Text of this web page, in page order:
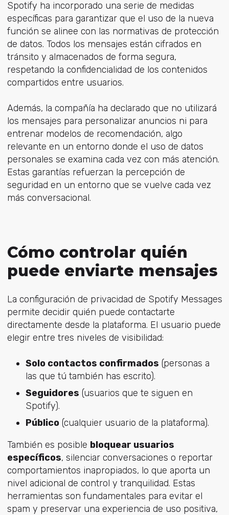
Spotify ha incorporado una serie de medidas
específicas para garantizar que el uso de la nueva
función se alinee con las normativas de protección
de datos. Todos los mensajes están cifrados en
tránsito y almacenados de forma segura,
respetando la confidencialidad de los contenidos
compartidos entre usuarios.
Además, la compañía ha declarado que no utilizará
los mensajes para personalizar anuncios ni para
entrenar modelos de recomendación, algo
relevante en un entorno donde el uso de datos
personales se examina cada vez con más atención.
Estas garantías refuerzan la percepción de
seguridad en un entorno que se vuelve cada vez
más conversacional.
Cómo controlar quién
puede enviarte mensajes
La configuración de privacidad de Spotify Messages
permite decidir quién puede contactarte
directamente desde la plataforma. El usuario puede
elegir entre tres niveles de visibilidad:
Solo contactos confirmados (personas a
las que tú también has escrito).
Seguidores (usuarios que te siguen en
Spotify).
Público(cualquier usuario de la plataforma).
También es posible bloquear usuarios
específicos, silenciar conversaciones o reportar
comportamientos inapropiados, lo que aporta un
nivel adicional de control y tranquilidad. Estas
herramientas son fundamentales para evitar el
spam y preservar una experiencia de uso positiva,